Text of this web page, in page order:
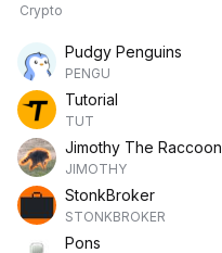
Crypto
Pudgy Penguins
PENGU
Tutorial
TUT
Jimothy The Raccoon
JIMOTHY
StonkBroker
STONKBROKER
Pons